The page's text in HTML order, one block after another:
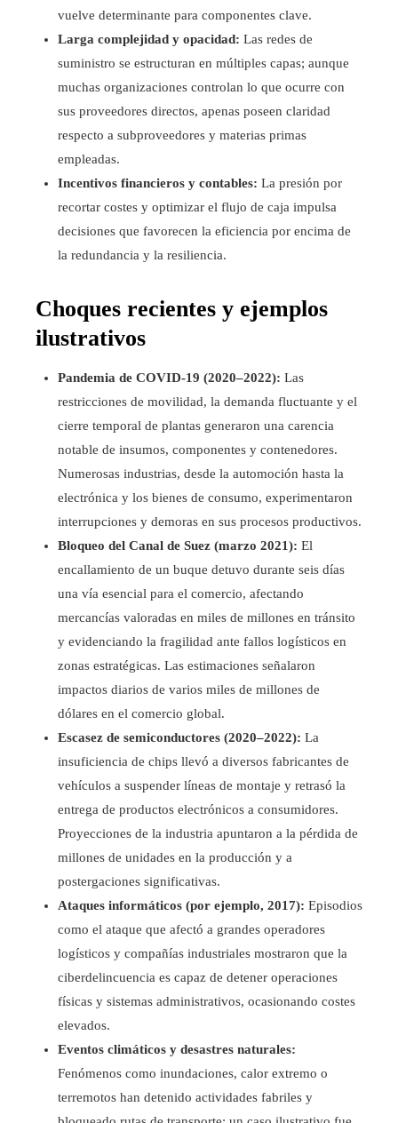
vuelve determinante para componentes clave.
Larga complejidad y opacidad: Las redes de
suministro se estructuran en múltiples capas; aunque
muchas organizaciones controlan lo que ocurre con
sus proveedores directos, apenas poseen claridad
respecto a subproveedores y materias primas
empleadas.
Incentivos financieros y contables: La presión por
recortar costes y optimizar el flujo de caja impulsa
decisiones que favorecen la eficiencia por encima de
la redundancia y la resiliencia.
Choques recientes y ejemplos
ilustrativos
Pandemia de COVID-19 (2020–2022): Las
restricciones de movilidad, la demanda fluctuante y el
cierre temporal de plantas generaron una carencia
notable de insumos, componentes y contenedores.
Numerosas industrias, desde la automoción hasta la
electrónica y los bienes de consumo, experimentaron
interrupciones y demoras en sus procesos productivos.
Bloqueo del Canal de Suez (marzo 2021): El
encallamiento de un buque detuvo durante seis días
una vía esencial para el comercio, afectando
mercancías valoradas en miles de millones en tránsito
y evidenciando la fragilidad ante fallos logísticos en
zonas estratégicas. Las estimaciones señalaron
impactos diarios de varios miles de millones de
dólares en el comercio global.
Escasez de semiconductores (2020–2022): La
insuficiencia de chips llevó a diversos fabricantes de
vehículos a suspender líneas de montaje y retrasó la
entrega de productos electrónicos a consumidores.
Proyecciones de la industria apuntaron a la pérdida de
millones de unidades en la producción y a
postergaciones significativas.
Ataques informáticos (por ejemplo, 2017): Episodios
como el ataque que afectó a grandes operadores
logísticos y compañías industriales mostraron que la
ciberdelincuencia es capaz de detener operaciones
físicas y sistemas administrativos, ocasionando costes
elevados.
Eventos climáticos y desastres naturales:
Fenómenos como inundaciones, calor extremo o
terremotos han detenido actividades fabriles y